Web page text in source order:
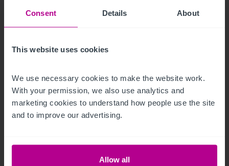
Consent Details About
This website uses cookies
We use necessary cookies to make the website work.
With your permission, we also use analytics and
marketing cookies to understand how people use the site
and to improve our advertising.
Allow all
Hotelinvestmentmarkt Österreich:
Betreiber zunehmend auch als Investoren
Pressemitteilungen Hotels
Vermittlung
Investitionen und Entwicklung
Turnaround und Sanierung Beratung